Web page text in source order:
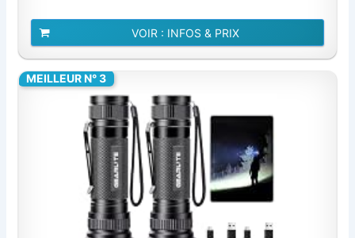
VOIR : INFOS & PRIX
MEILLEUR N° 3